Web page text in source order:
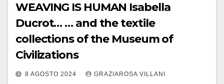
WEAVING IS HUMAN Isabella
Ducrot… … and the textile
collections of the Museum of
Civilizations
8 AGOSTO 2024 GRAZIAROSA VILLANI